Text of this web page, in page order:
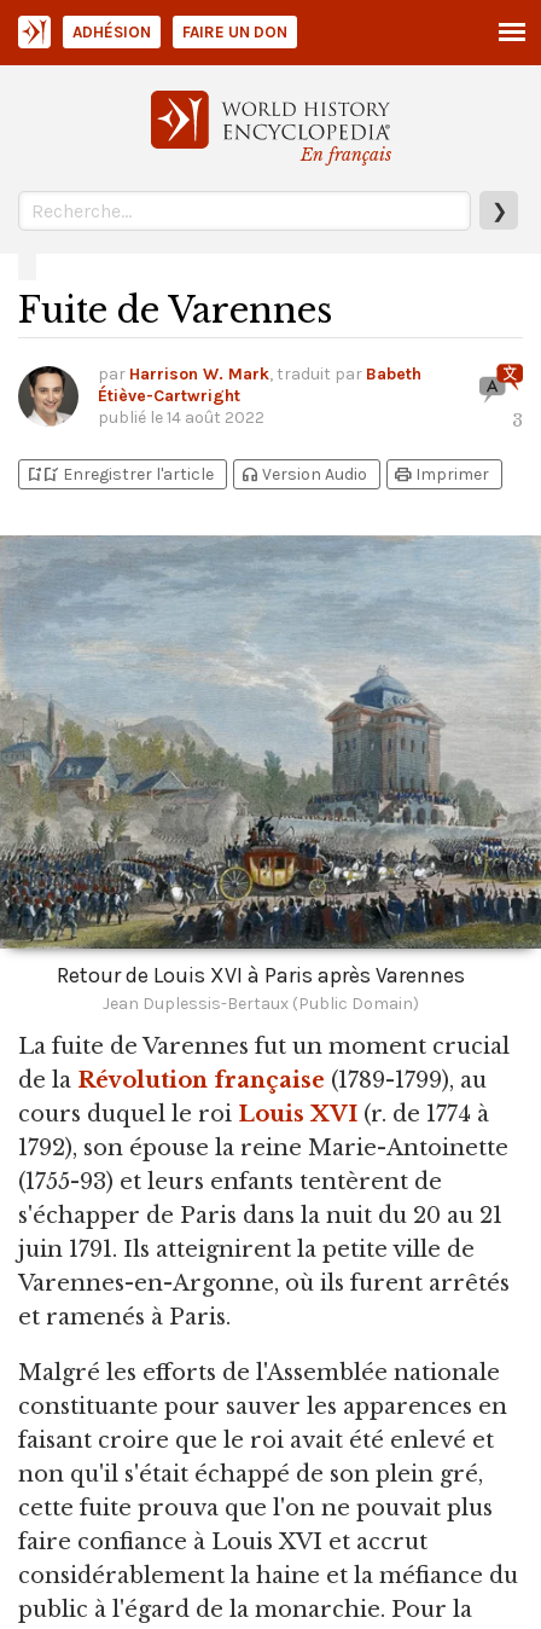
En français
❯
ADHÉSION FAIRE UN DON
Fuite de Varennes
par Harrison W. Mark, traduit par Babeth
Étiève-Cartwright
publié le14 août 2022 3
bookmark_addbookmark_added Enregistrer l'article headphones Version Audio print Imprimer
Retour de Louis XVI à Paris après Varennes
Jean Duplessis-Bertaux (Public Domain)
La fuite de Varennes fut un moment crucial
de la Révolution française (1789-1799), au
cours duquel le roi Louis XVI (r. de 1774 à
1792), son épouse la reine Marie-Antoinette
(1755-93) et leurs enfants tentèrent de
s'échapper de Paris dans la nuit du 20 au 21
juin 1791. Ils atteignirent la petite ville de
Varennes-en-Argonne, où ils furent arrêtés
et ramenés à Paris.
Malgré les efforts de l'Assemblée nationale
constituante pour sauver les apparences en
faisant croire que le roi avait été enlevé et
non qu'il s'était échappé de son plein gré,
cette fuite prouva que l'on ne pouvait plus
faire confiance à Louis XVI et accrut
considérablement la haine et la méfiance du
public à l'égard de la monarchie. Pour la